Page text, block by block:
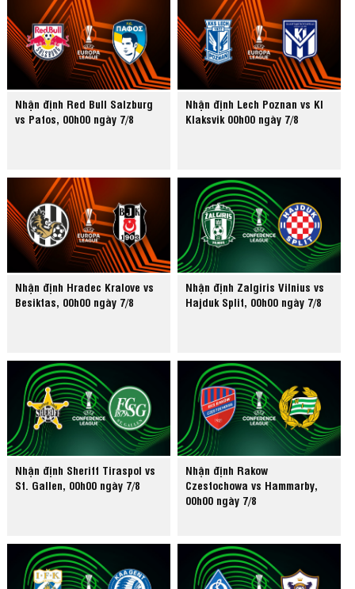
Nhận định Red Bull Salzburg
vs Pafos, 00h00 ngày 7/8
Nhận định Lech Poznan vs KI
Klaksvik 00h00 ngày 7/8
Nhận định Hradec Kralove vs
Besiktas, 00h00 ngày 7/8
Nhận định Zalgiris Vilnius vs
Hajduk Split, 00h00 ngày 7/8
Nhận định Sheriff Tiraspol vs
St. Gallen, 00h00 ngày 7/8
Nhận định Rakow
Czestochowa vs Hammarby,
00h00 ngày 7/8